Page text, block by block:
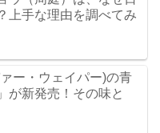
上手な理由を調べてみ
ー・ウェイパー)の青
が新発売！その味と